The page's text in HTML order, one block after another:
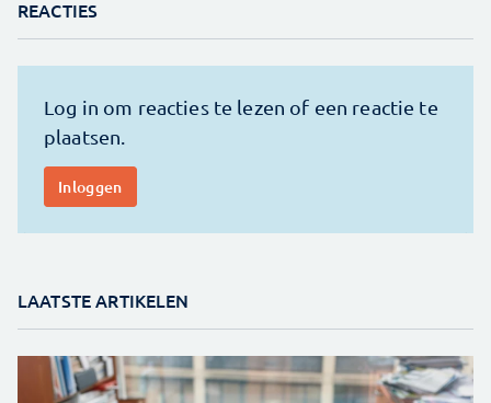
REACTIES
LAATSTE ARTIKELEN